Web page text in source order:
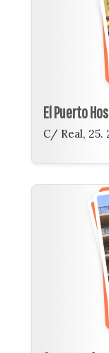
El Puerto
C/ Real, 25.